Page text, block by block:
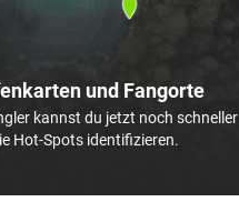
und Fangorte
kannst du jetzt noch schneller
Hot-Spots identifizieren.